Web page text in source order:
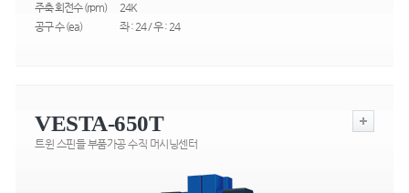
주축 회전수 (rpm)
24K
공구 수 (ea)
좌 : 24 / 우 : 24
VESTA-650T
트윈 스핀들 부품가공 수직 머시닝센터